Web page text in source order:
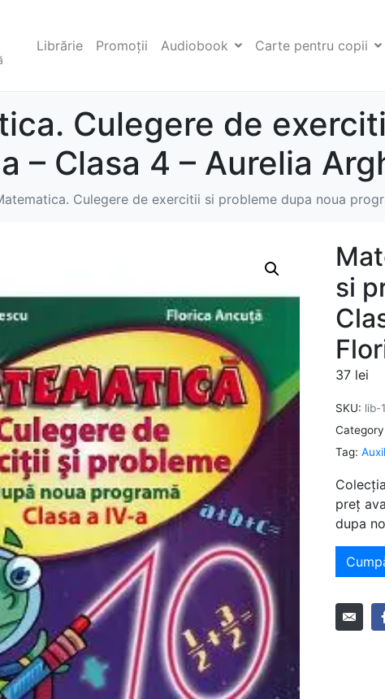
Librărie Promoții Audiobook Carte pentru copii
Culegere de
– Clasa 4 – Aurelia
Culegere de exercitii si probleme dupa noua
si
37 lei
SKU: lib-
Tag:
preț
dupa